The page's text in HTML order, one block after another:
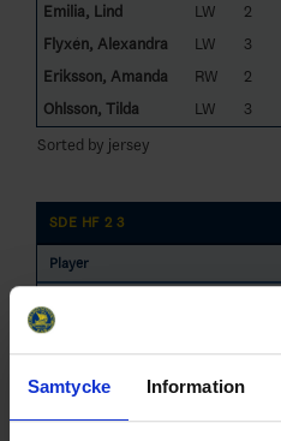
Samtycke Information
Emilia, Lind
LW 2
Flyxén, Alexandra
LW 3
Eriksson, Amanda
RW 2
Ohlsson, Tilda
LW 3
Sorted by jersey
SDE HF 2 3
Player
Cansund-Lundin,
Julia